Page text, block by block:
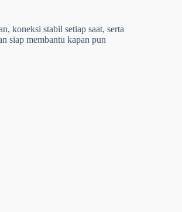
koneksi stabil setiap saat, serta
siap membantu kapan pun